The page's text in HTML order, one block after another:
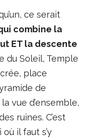
ce serait
combine la
ET la descente
du Soleil, Temple
place
de
vue d’ensemble,
ruines. C’est
il faut s’y